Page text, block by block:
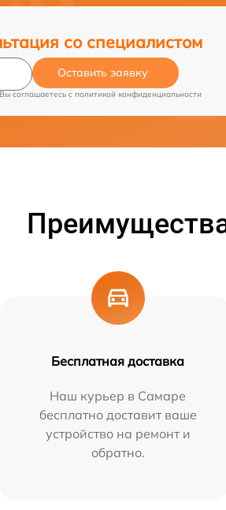
со специалистом
Оставить заявку
соглашаетесь c политикой конфиденциальности
Бесплатная доставка
Наш курьер в Самаре
бесплатно доставит ваше
устройство на ремонт и
обратно.